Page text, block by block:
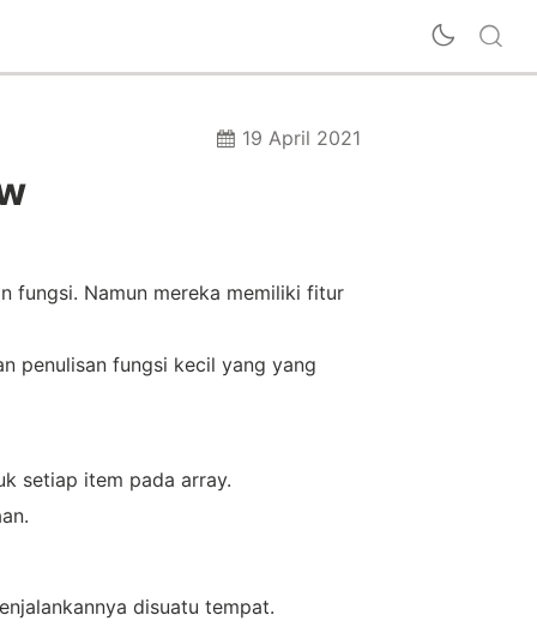
19 April 2021
fungsi. Namun mereka memiliki fitur
penulisan fungsi kecil yang yang
setiap item pada array.
disuatu tempat.